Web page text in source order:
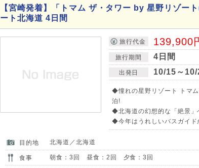
【宮崎発着】「トマム ザ・タワー by 星野リゾー
ート北海道 4日間
旅行代金 139,900
旅行期間 4日間
出発日 10/15～10/
◆憧れの星野リゾート トマ
泊!
◆北海道の幻想的な「絶景」
◆今年はうれしいバスガイド
目的地 北海道／北海道
食事 朝食：3回 昼食：2回 夕食：3回